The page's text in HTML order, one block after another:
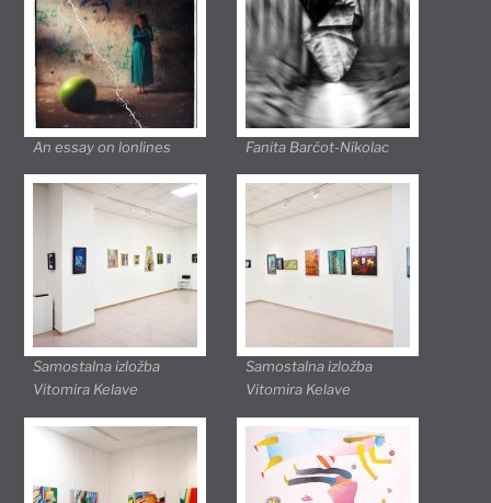
An essay on lonlines Fanita Barčot-Nikolac
Samostalna izložba
Vitomira Kelave
Samostalna izložba
Vitomira Kelave